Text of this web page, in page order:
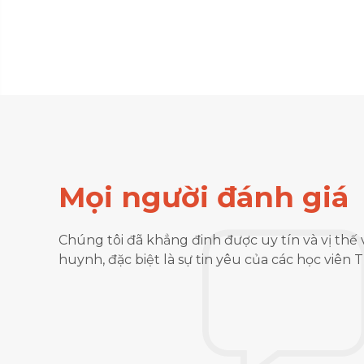
Mọi người đánh giá
Chúng tôi đã khẳng đinh được uy tín và vị thế
huynh, đặc biệt là sự tin yêu của các học viên
cô ở trung tâm
song đó thì học
Trong thời gian học ở
tiếng Nhật song song. Sau